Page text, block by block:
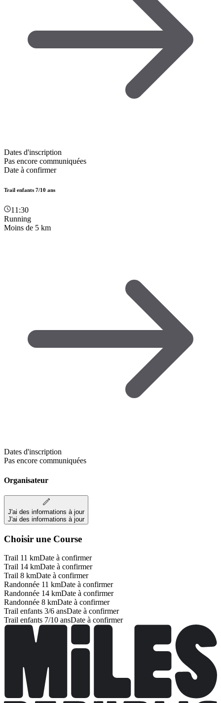
Dates d'inscription
Pas encore communiquées
Date à confirmer
Trail enfants 7/10 ans
11:30
Running
Moins de 5 km
Dates d'inscription
Pas encore communiquées
Organisateur
J'ai des informations à jour
J'ai des informations à jour
Choisir une Course
Trail 11 kmDate à confirmer
Trail 14 kmDate à confirmer
Trail 8 kmDate à confirmer
Randonnée 11 kmDate à confirmer
Randonnée 14 kmDate à confirmer
Randonnée 8 kmDate à confirmer
Trail enfants 3/6 ansDate à confirmer
Trail enfants 7/10 ansDate à confirmer